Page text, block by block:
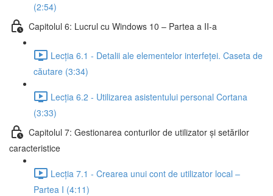
(2:54)
Capitolul 6: Lucrul cu Windows 10 – Partea a II-a
Lecția 6.1 - Detalii ale elementelor interfeței. Caseta de
căutare (3:34)
Lecția 6.2 - Utilizarea asistentului personal Cortana
(3:33)
Capitolul 7: Gestionarea conturilor de utilizator și setărilor
caracteristice
Lecția 7.1 - Crearea unui cont de utilizator local –
Partea I (4:11)